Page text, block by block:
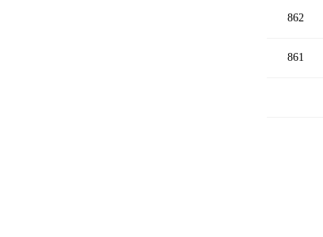
862
861